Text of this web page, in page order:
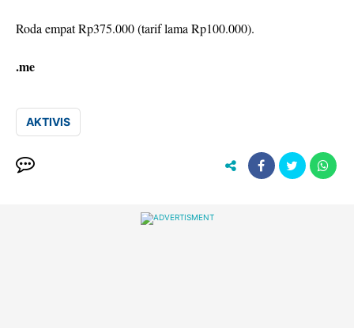
Roda empat Rp375.000 (tarif lama Rp100.000).
.me
AKTIVIS